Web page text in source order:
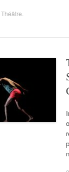
Théâtre